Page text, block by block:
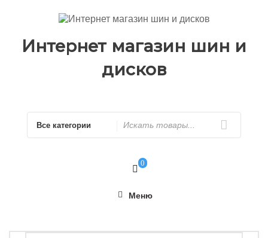
содержимому
Интернет магазин шин и
дисков
Искать
0
Меню